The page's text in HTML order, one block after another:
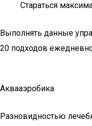
Стараться
Выполнять данные
20 подходов
Аквааэробика
Разновидностью